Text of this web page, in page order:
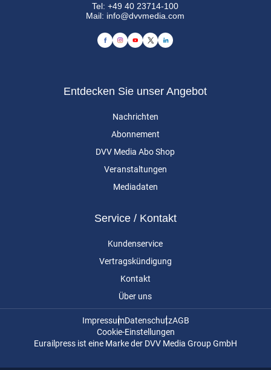
Tel:+49 40 23714-100
Mail: info@dvvmedia.com
Entdecken Sie unser Angebot
Nachrichten
Abonnement
DVV Media Abo Shop
Veranstaltungen
Mediadaten
Service / Kontakt
Kundenservice
Vertragskündigung
Kontakt
Über uns
ImpressumDatenschutzAGB
Cookie-Einstellungen
Eurailpress ist eine Marke der DVV Media Group GmbH